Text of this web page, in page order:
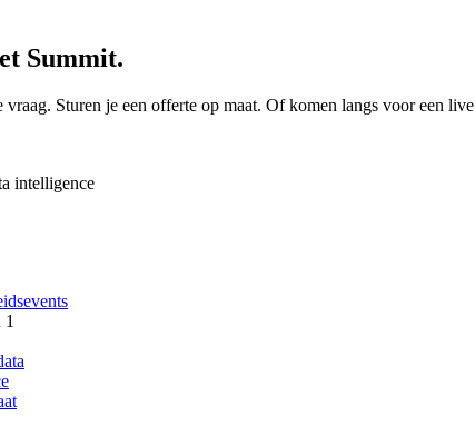
Summit.
Sturen je een offerte op maat. Of komen langs voor een
intelligence